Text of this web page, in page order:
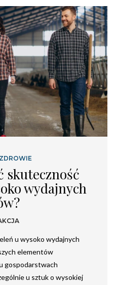
ZDROWIE
skuteczność
wydajnych
u wysoko wydajnych
elementów
gospodarstwach
u sztuk o wysokiej